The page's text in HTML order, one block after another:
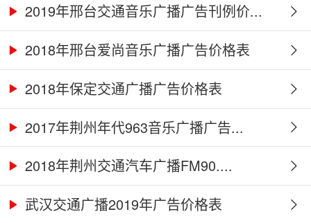
2019年邢台交通音乐广播广告刊例价...
2018年邢台爱尚音乐广播广告价格表
2018年保定交通广播广告价格表
2017年荆州年代963音乐广播广告...
2018年荆州交通汽车广播FM90....
武汉交通广播2019年广告价格表